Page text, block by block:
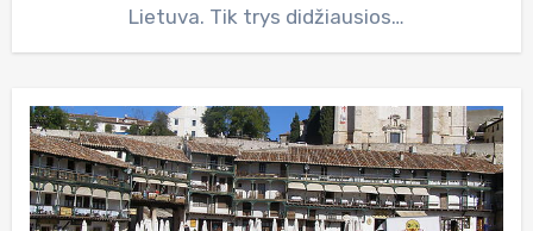
Lietuva. Tik trys didžiausios…